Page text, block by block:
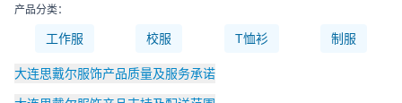
产品分类：
工作服 校服 T恤衫 制服
大连思戴尔服饰产品质量及服务承诺